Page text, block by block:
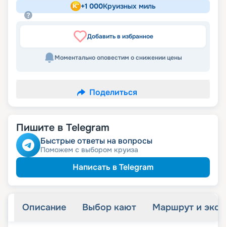
+1 000Круизных миль
Добавить в избранное
Моментально оповестим о снижении цены
Поделиться
Пишите в Telegram
Быстрые ответы на вопросы
Поможем с выбором круиза
Написать в Telegram
Описание Выбор кают Маршрут и